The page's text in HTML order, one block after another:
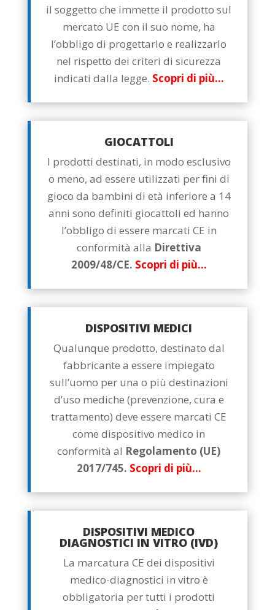
il soggetto che immette il prodotto sul
mercato UE con il suo nome, ha
l’obbligo di progettarlo e realizzarlo
nel rispetto dei criteri di sicurezza
indicati dalla legge. Scopri di più…
GIOCATTOLI
I prodotti destinati, in modo esclusivo
o meno, ad essere utilizzati per fini di
gioco da bambini di età inferiore a 14
anni sono definiti giocattoli ed hanno
l’obbligo di essere marcati CE in
conformità alla Direttiva
2009/48/CE. Scopri di più…
DISPOSITIVI MEDICI
Qualunque prodotto, destinato dal
fabbricante a essere impiegato
sull’uomo per una o più destinazioni
d’uso mediche (prevenzione, cura e
trattamento) deve essere marcati CE
come dispositivo medico in
conformità al Regolamento (UE)
2017/745. Scopri di più…
DISPOSITIVI MEDICO
DIAGNOSTICI IN VITRO (IVD)
La marcatura CE dei dispositivi
medico-diagnostici in vitro è
obbligatoria per tutti i prodotti